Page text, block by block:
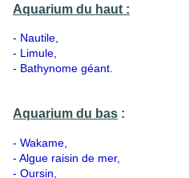
Aquarium du haut :
- Nautile,
- Limule,
- Bathynome géant.
Aquarium du bas :
- Wakame,
- Algue raisin de mer,
- Oursin,